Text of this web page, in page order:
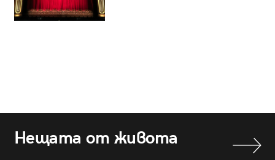
Нещата от живота